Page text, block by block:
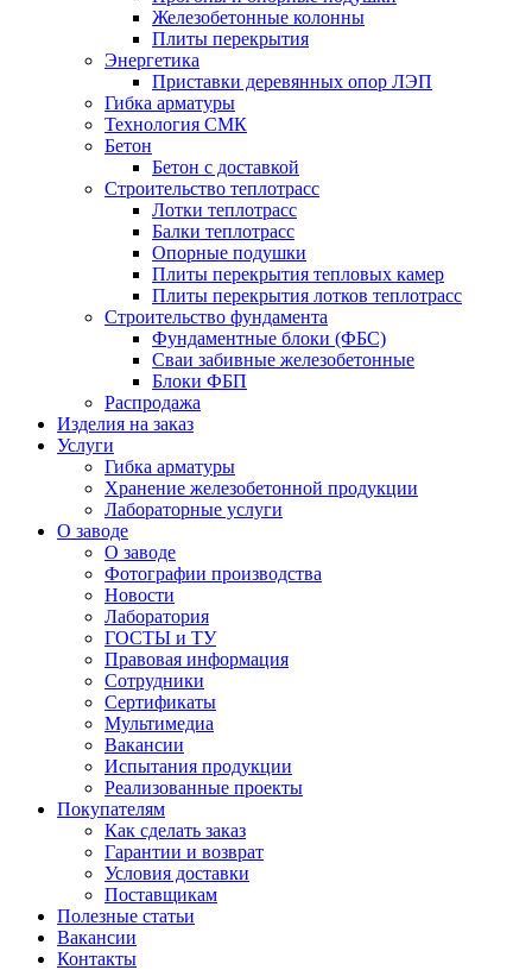
Железобетонные колонны
Плиты перекрытия
Энергетика
Приставки деревянных опор ЛЭП
Гибка арматуры
Технология СМК
Бетон
Бетон с доставкой
Строительство теплотрасс
Лотки теплотрасс
Балки теплотрасс
Опорные подушки
Плиты перекрытия тепловых камер
Плиты перекрытия лотков теплотрасс
Строительство фундамента
Фундаментные блоки (ФБС)
Сваи забивные железобетонные
Блоки ФБП
Распродажа
Изделия на заказ
Услуги
Гибка арматуры
Хранение железобетонной продукции
Лабораторные услуги
О заводе
О заводе
Фотографии производства
Новости
Лаборатория
ГОСТЫ и ТУ
Правовая информация
Сотрудники
Сертификаты
Мультимедиа
Вакансии
Испытания продукции
Реализованные проекты
Покупателям
Как сделать заказ
Гарантии и возврат
Условия доставки
Поставщикам
Полезные статьи
Вакансии
Контакты